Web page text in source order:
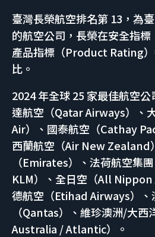
臺灣長榮航空排名第 13，為
的航空公司，長榮在安全指
產品指標（Product Rating
比。
2024 年全球 25 家最佳航空
達航空（Qatar Airways）、
Air）、國泰航空（Cathay
西蘭航空（Air New Zealand
（Emirates）、法荷航空集
KLM）、全日空（All
德航空（Etihad Airways）、
（Qantas）、維珍澳洲/大
Australia / Atlantic）。